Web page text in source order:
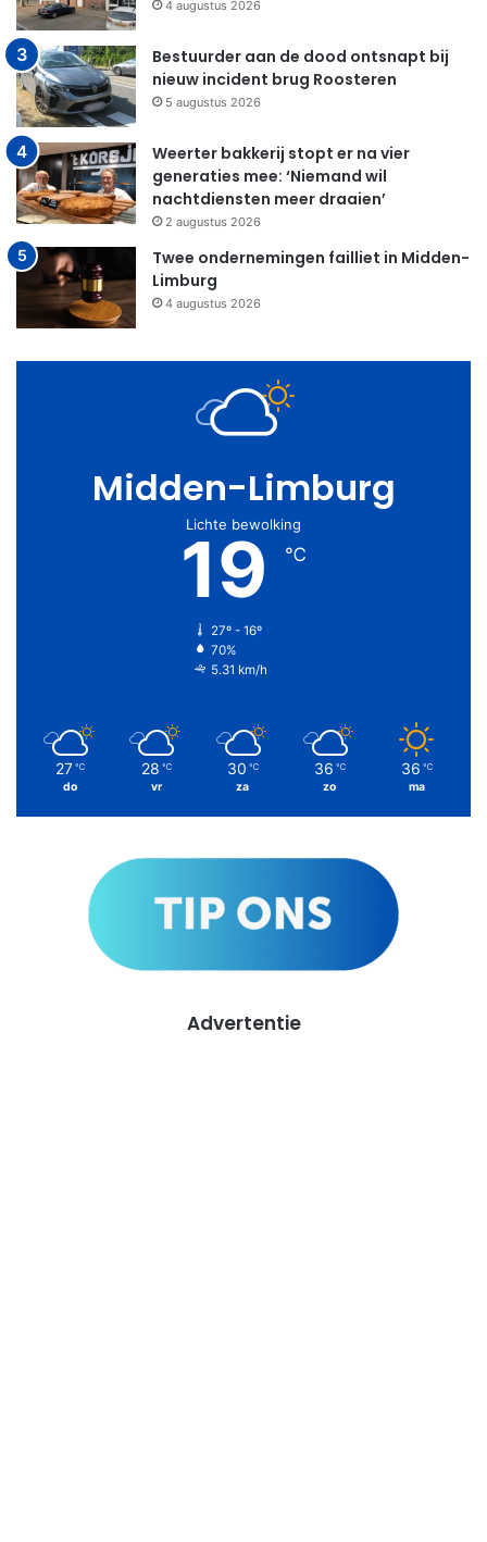
4 augustus 2026
Bestuurder aan de dood ontsnapt bij
nieuw incident brug Roosteren
5 augustus 2026
Weerter bakkerij stopt er na vier
generaties mee: ‘Niemand wil
nachtdiensten meer draaien’
2 augustus 2026
Twee ondernemingen failliet in Midden-
Limburg
4 augustus 2026
Midden-Limburg
Lichte bewolking
19 ℃
27º - 16º
70%
5.31 km/h
27 ℃
do
28 ℃
vr
30 ℃
za
36 ℃
zo
36 ℃
ma
Advertentie